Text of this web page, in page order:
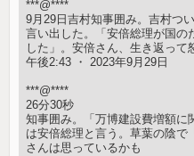
***@****
9月29日吉村知事囲み。吉村つ
言い出した。「安倍総理が国の
した」。安倍さん、生き返って
午後2:43 ・ 2023年9月29日
***@****
26分30秒
知事囲み。「万博建設費増額に
は安倍総理と言う。草葉の陰
さんは思っているかも